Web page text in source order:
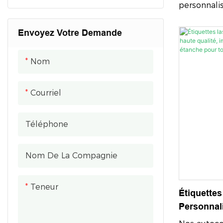
Envoyez Votre Demande
Nom
Courriel
Téléphone
Nom De La Compagnie
Teneur
impression
marque